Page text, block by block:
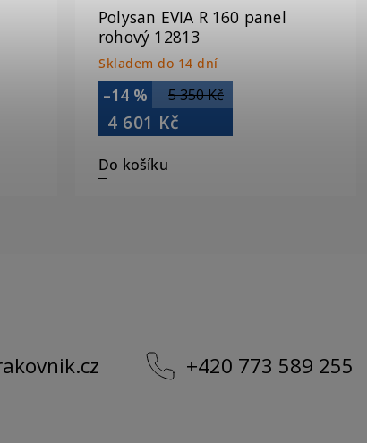
Polysan EVIA R 160 panel
rohový 12813
Skladem do 14 dní
5 350 Kč
–14 %
4 601 Kč
Do košíku
+420 773 589 255